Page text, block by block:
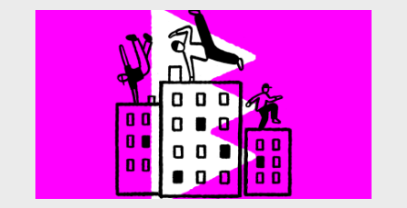
Pour faire vibrer l’oxymore de la vie et de la mort